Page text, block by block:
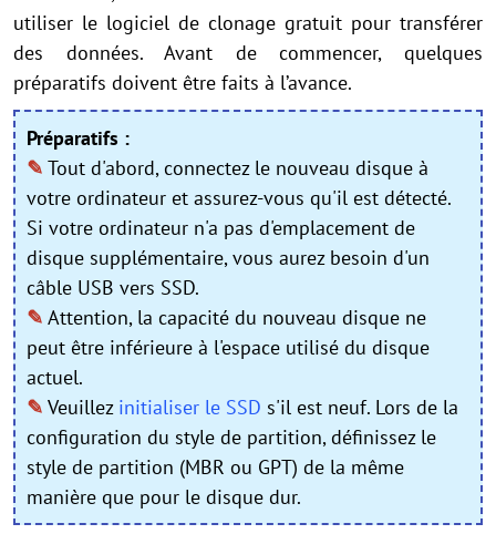
utiliser le logiciel de clonage gratuit pour transférer
des données. Avant de commencer, quelques
préparatifs doivent être faits à l’avance.
Préparatifs :
✎ Tout d'abord, connectez le nouveau disque à
votre ordinateur et assurez-vous qu'il est détecté.
Si votre ordinateur n'a pas d'emplacement de
disque supplémentaire, vous aurez besoin d'un
câble USB vers SSD.
✎ Attention, la capacité du nouveau disque ne
peut être inférieure à l'espace utilisé du disque
actuel.
✎ Veuillez initialiser le SSD s'il est neuf. Lors de la
configuration du style de partition, définissez le
style de partition (MBR ou GPT) de la même
manière que pour le disque dur.